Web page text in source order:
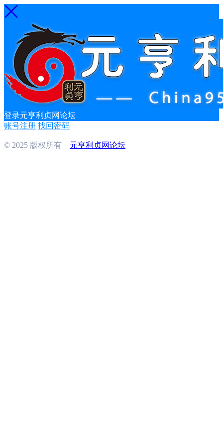
登录元亨利贞网论坛
账号注册 找回密码
© 2025 版权所有 元亨利贞网论坛